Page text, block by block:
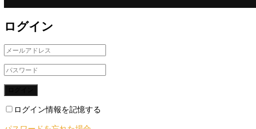
ログイン
ログイン情報を記憶する